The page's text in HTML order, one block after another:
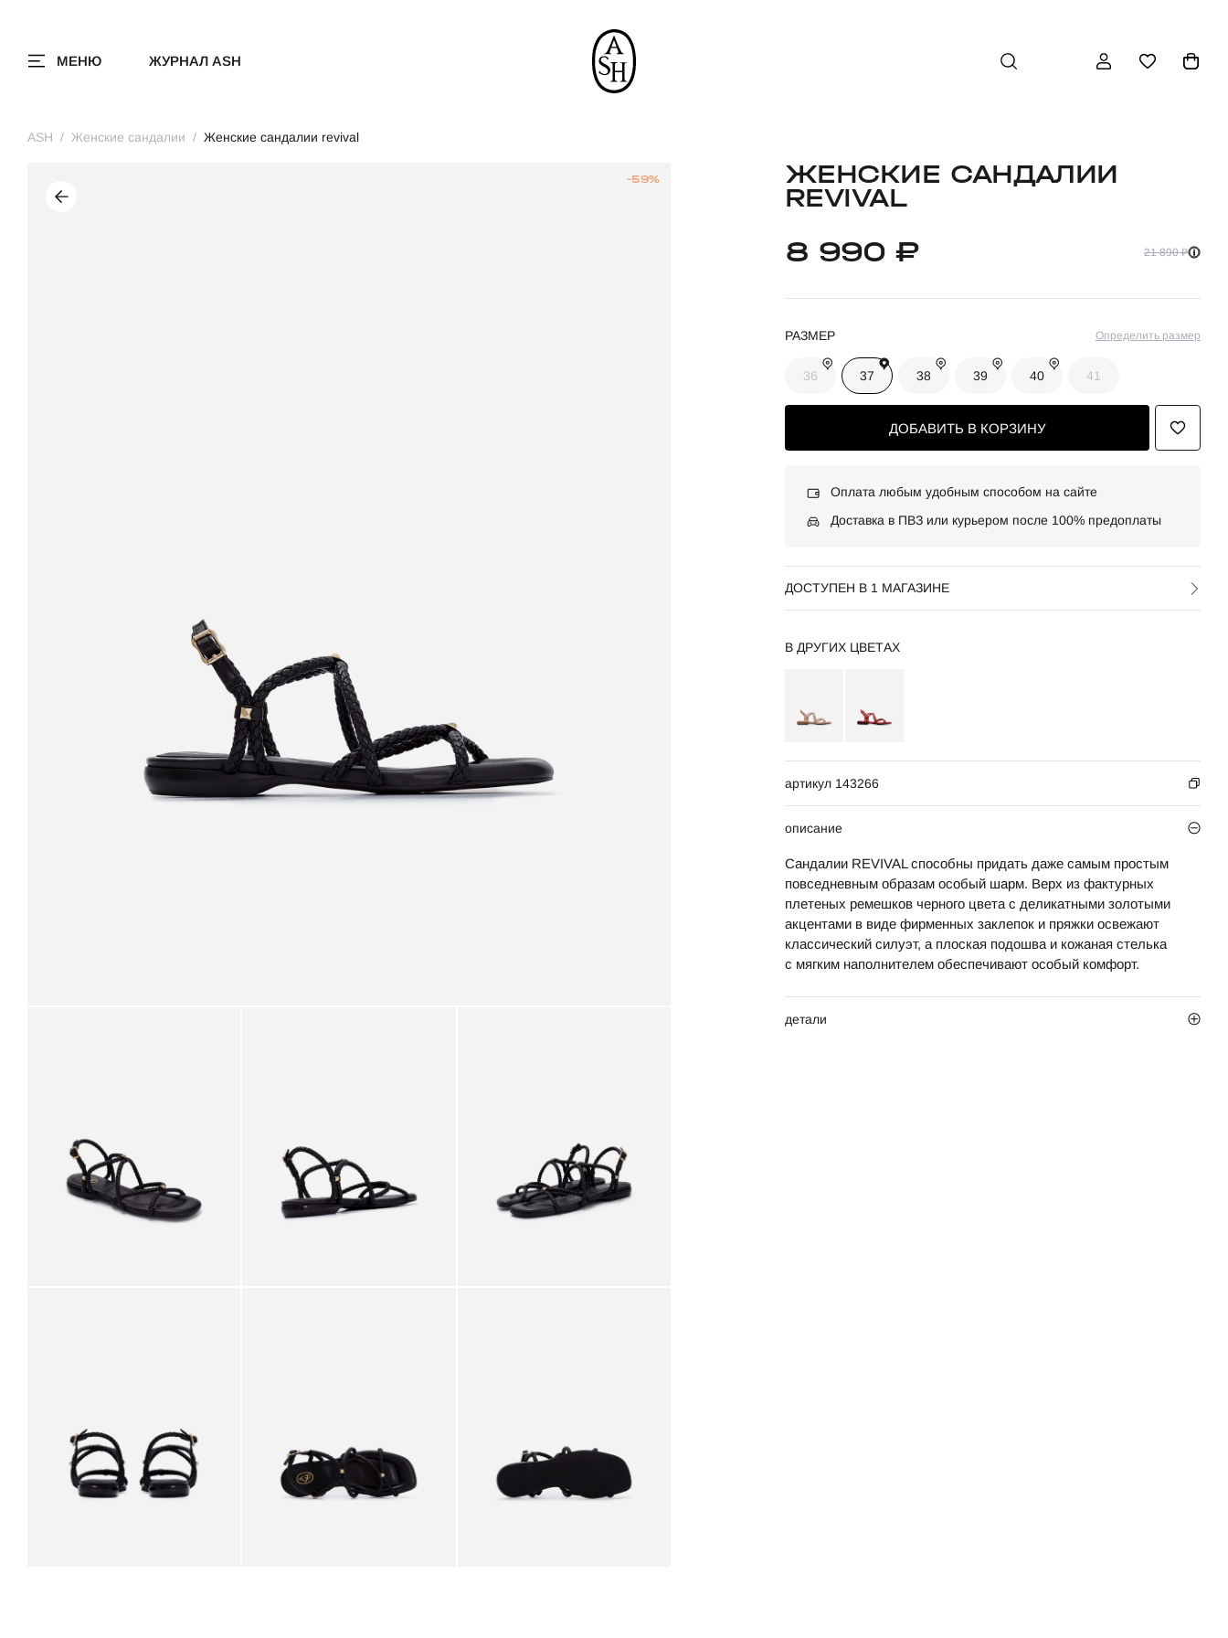
МЕНЮ ЖУРНАЛ ASH
ASH Женские сандалии Женские сандалии revival
-59% ЖЕНСКИЕ САНДАЛИИ
REVIVAL
8 990 ₽ 21 890 ₽
РАЗМЕР Определить размер
36 37 38 39 40 41
ДОБАВИТЬ В КОРЗИНУ
Оплата любым удобным способом на сайте
Доставка в ПВЗ или курьером после 100% предоплаты
ДОСТУПЕН В 1 МАГАЗИНЕ
В ДРУГИХ ЦВЕТАХ
артикул 143266
описание
Сандалии REVIVAL способны придать даже самым простым
повседневным образам особый шарм. Верх из фактурных
плетеных ремешков черного цвета с деликатными золотыми
акцентами в виде фирменных заклепок и пряжки освежают
классический силуэт, а плоская подошва и кожаная стелька
с мягким наполнителем обеспечивают особый комфорт.
детали